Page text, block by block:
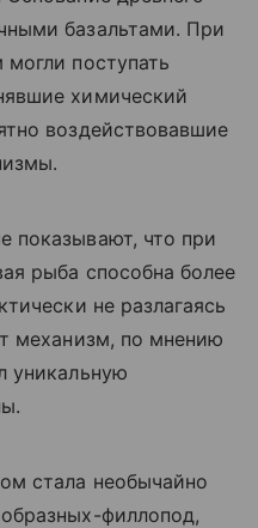
базальтами. При
поступать
химический
воздействовавшие
показывают, что при
рыба способна более
не разлагаясь
механизм, по мнению
уникальную
стала необычайно
филлопод,